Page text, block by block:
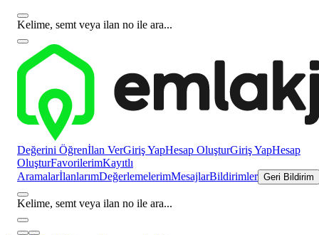
Kelime, semt veya ilan no ile ara...
Değerini Öğrenİlan VerGiriş YapHesap OluşturGiriş YapHesap
OluşturFavorilerimKayıtlı
AramalarİlanlarımDeğerlemelerimMesajlarBildirimler Geri Bildirim
Kelime, semt veya ilan no ile ara...